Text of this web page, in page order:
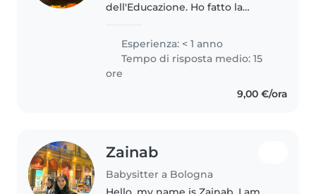
dell'Educazione. Ho fatto la
settembre 2023 e gennaio 2024,
con due bambini gemelli di 5
anni. Quest'anno ho anche..
Esperienza: < 1 anno
Tempo di risposta medio: 15
ore
9,00 €/ora
Zainab
Babysitter a Bologna